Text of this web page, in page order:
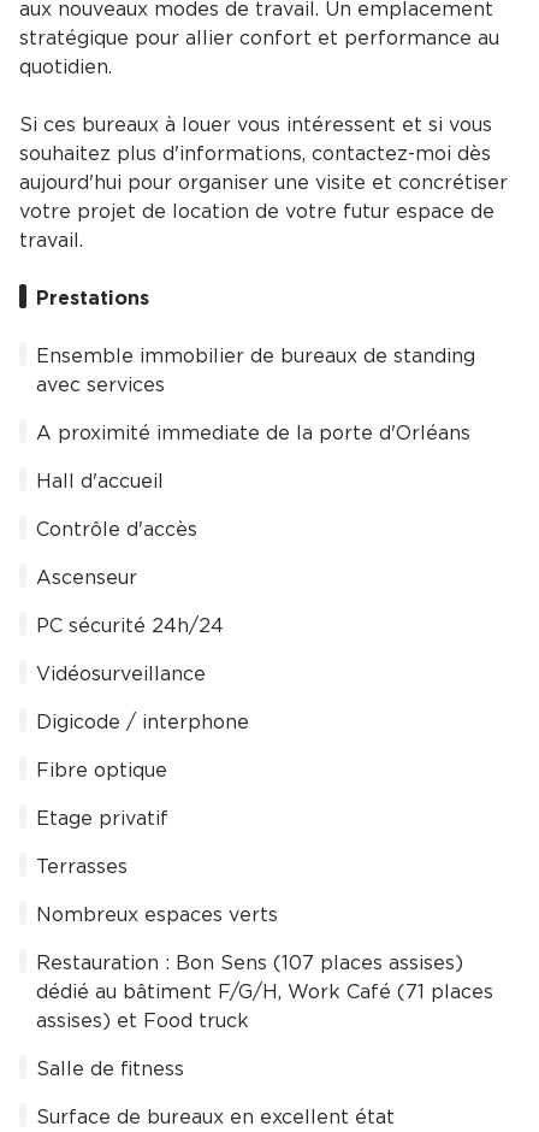
aux nouveaux modes de travail. Un emplacement
stratégique pour allier confort et performance au
quotidien.
Si ces bureaux à louer vous intéressent et si vous
souhaitez plus d'informations, contactez-moi dès
aujourd'hui pour organiser une visite et concrétiser
votre projet de location de votre futur espace de
travail.
Prestations
Ensemble immobilier de bureaux de standing
avec services
A proximité immediate de la porte d'Orléans
Hall d'accueil
Contrôle d'accès
Ascenseur
PC sécurité 24h/24
Vidéosurveillance
Digicode / interphone
Fibre optique
Etage privatif
Terrasses
Nombreux espaces verts
Restauration : Bon Sens (107 places assises)
dédié au bâtiment F/G/H, Work Café (71 places
assises) et Food truck
Salle de fitness
Surface de bureaux en excellent état